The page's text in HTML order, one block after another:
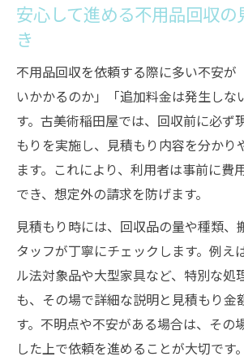
安心して進める不用品回収の
き
不用品回収を依頼する際に多い不安が
いかかるのか」「追加料金は発生しな
す。古美術稲田屋では、回収前に必ず
もりを実施し、見積もり内容を分かり
ます。これにより、利用者は事前に費
でき、想定外の請求を防げます。
見積もり時には、回収品の量や種類、
タッフが丁寧にチェックします。例え
ル法対象品や大型家具など、特別な処
も、その場で詳細な説明と見積もり金
す。不明点や不安がある場合は、その
した上で依頼を進めることが大切です。